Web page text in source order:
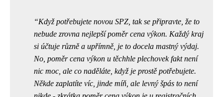
Když potřebujete novou SPZ, tak se připravte, že to
nebude zrovna nejlepšípoměr cena výkon. Každý kraj
si účtuje různě a upřímně, je to docela mastný výdaj.
No, poměr cena výkon u těchhle plechovek fakt není
nic moc, ale co naděláte, když je prostě potřebujete.
Někde zaplatíte víc, jinde míň, ale levný špás to není